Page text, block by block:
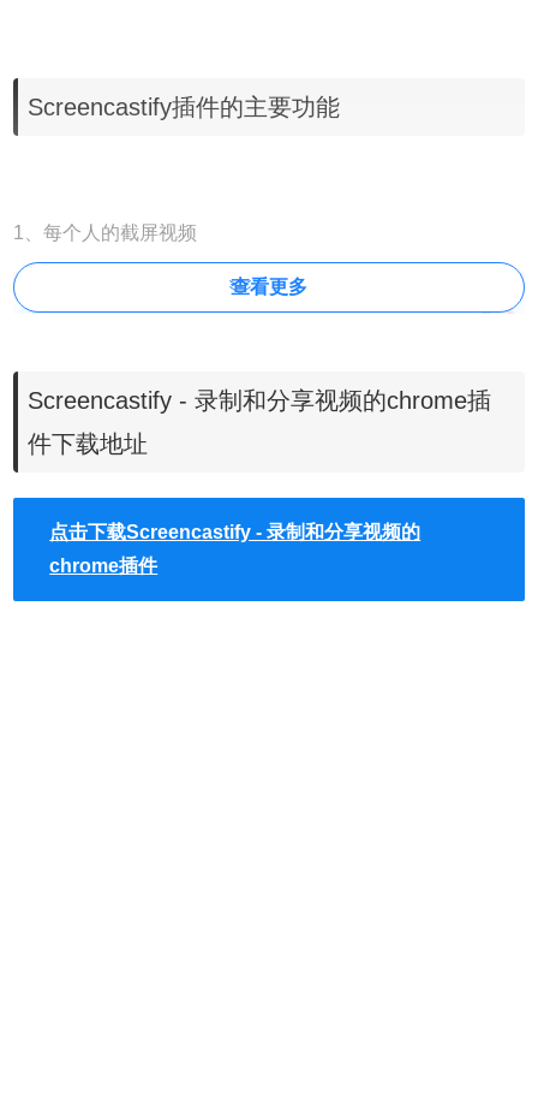
Screencastify插件的主要功能
1、每个人的截屏视频
查看更多
Screencastify - 录制和分享视频的chrome插
件下载地址
点击下载Screencastify - 录制和分享视频的
chrome插件